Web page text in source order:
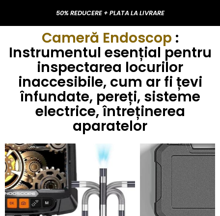
50% REDUCERE + PLATA LA LIVRARE
Cameră Endoscop :
Instrumentul esențial pentru
inspectarea locurilor
inaccesibile, cum ar fi țevi
înfundate, pereți, sisteme
electrice, întreținerea
aparatelor